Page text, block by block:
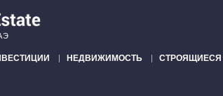
НЕДВИЖИМОСТЬ СТРОЯЩИЕСЯ